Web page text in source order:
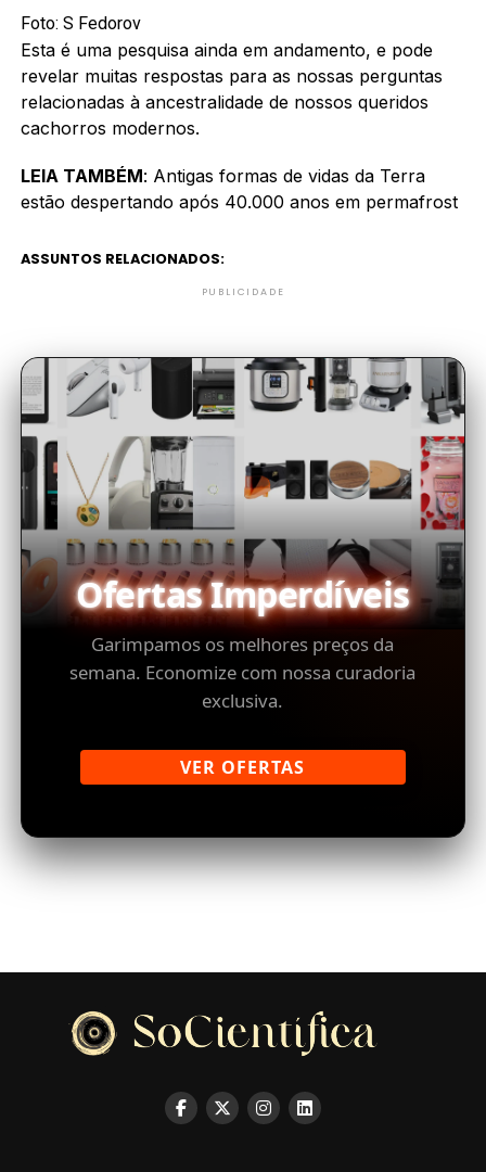
Foto: S Fedorov
Esta é uma pesquisa ainda em andamento, e pode
revelar muitas respostas para as nossas perguntas
relacionadas à ancestralidade de nossos queridos
cachorros modernos.
LEIA TAMBÉM: Antigas formas de vidas da Terra
estão despertando após 40.000 anos em permafrost
ASSUNTOS RELACIONADOS:
PUBLICIDADE
Ofertas Imperdíveis
Garimpamos os melhores preços da
semana. Economize com nossa curadoria
exclusiva.
VER OFERTAS